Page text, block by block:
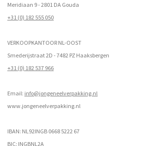
Meridiaan 9 - 2801 DA Gouda
+31 (0) 182 555 050
VERKOOPKANTOOR NL-OOST
Smederijstraat 2D - 7482 PZ Haaksbergen
+31 (0) 182 537 966
Email: info@jongeneelverpakking.nl
www.jongeneelverpakking.nl
IBAN: NL92INGB 0668 5222 67
BIC: INGBNL2A